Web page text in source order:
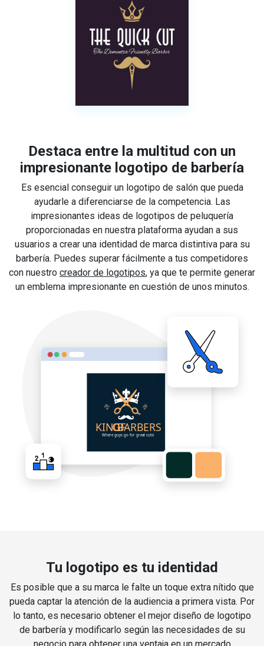
Destaca entre la multitud con un
impresionante logotipo de barbería
Es esencial conseguir un logotipo de salón que pueda
ayudarle a diferenciarse de la competencia. Las
impresionantes ideas de logotipos de peluquería
proporcionadas en nuestra plataforma ayudan a sus
usuarios a crear una identidad de marca distintiva para su
barbería. Puedes superar fácilmente a tus competidores
con nuestro creador de logotipos, ya que te permite generar
un emblema impresionante en cuestión de unos minutos.
Tu logotipo es tu identidad
Es posible que a su marca le falte un toque extra nítido que
pueda captar la atención de la audiencia a primera vista. Por
lo tanto, es necesario obtener el mejor diseño de logotipo
de barbería y modificarlo según las necesidades de su